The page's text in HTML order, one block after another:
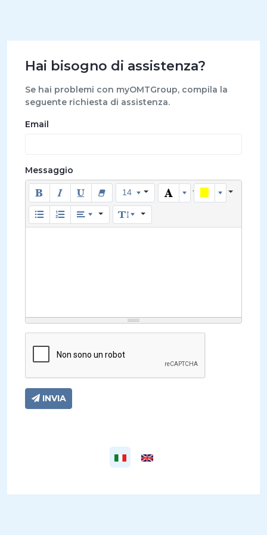
Hai bisogno di assistenza?
Se hai problemi con myOMTGroup, compila la
seguente richiesta di assistenza.
Email
Messaggio
14
INVIA